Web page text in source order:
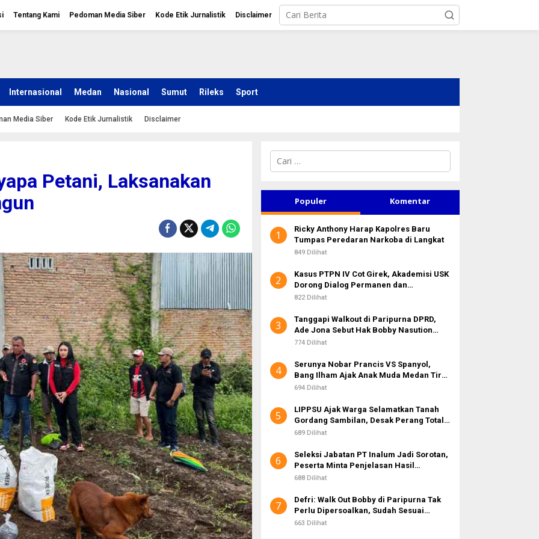
Tentang Kami Pedoman Media Siber Kode Etik Jurnalistik Disclaimer
Internasional Medan Nasional Sumut Rileks Sport
Media Siber Kode Etik Jurnalistik Disclaimer
Petani, Laksanakan
C
i
n
u
k
Populer Komentar
1
Ricky Anthony Harap Kapolres Baru
Tumpas Peredaran Narkoba di Langkat
849 Dilihat
2
Kasus PTPN IV Cot Girek, Akademisi USK
Dorong Dialog Permanen dan
Penegakan Hukum
822 Dilihat
3
Tanggapi Walkout di Paripurna DPRD,
Ade Jona Sebut Hak Bobby Nasution
Sebagai Kepala Daerah
774 Dilihat
4
Serunya Nobar Prancis VS Spanyol,
Bang Ilham Ajak Anak Muda Medan Tiru
Kejayaan Legenda Bola 80-an
694 Dilihat
5
LIPPSU Ajak Warga Selamatkan Tanah
Gordang Sambilan, Desak Perang Total
Melawan Mafia PETI
689 Dilihat
6
Seleksi Jabatan PT Inalum Jadi Sorotan,
Peserta Minta Penjelasan Hasil
Assessment
688 Dilihat
7
Defri: Walk Out Bobby di Paripurna Tak
Perlu Dipersoalkan, Sudah Sesuai
Kourum
663 Dilihat